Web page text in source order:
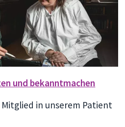
und bekanntmachen
in unserem Patient